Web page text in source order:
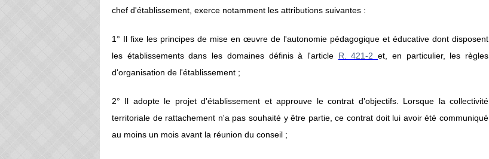
chef d'établissement, exerce notamment les attributions suivantes :
1° Il fixe les principes de mise en œuvre de l'autonomie pédagogique et éducative dont disposent
les établissements dans les domaines définis à l'article R. 421-2et, en particulier, les règles
d'organisation de l'établissement ;
2° Il adopte le projet d'établissement et approuve le contrat d'objectifs. Lorsque la collectivité
territoriale de rattachement n'a pas souhaité y être partie, ce contrat doit lui avoir été communiqué
au moins un mois avant la réunion du conseil ;